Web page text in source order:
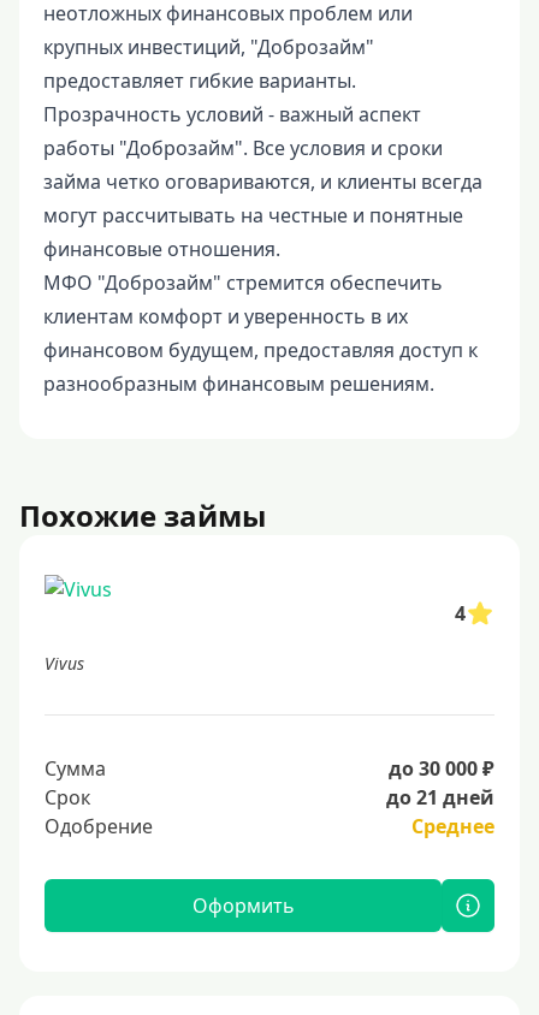
неотложных финансовых проблем или
крупных инвестиций, "Доброзайм"
предоставляет гибкие варианты.
Прозрачность условий - важный аспект
работы "Доброзайм". Все условия и сроки
займа четко оговариваются, и клиенты всегда
могут рассчитывать на честные и понятные
финансовые отношения.
МФО "Доброзайм" стремится обеспечить
клиентам комфорт и уверенность в их
финансовом будущем, предоставляя доступ к
разнообразным финансовым решениям.
Похожие займы
4
Vivus
Сумма
до 30 000 ₽
Срок
до 21 дней
Одобрение
Среднее
Оформить